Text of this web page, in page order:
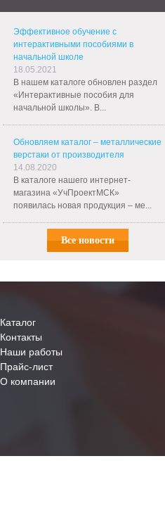
Эффективное обучение с
интерактивными пособиями в
начальной школе
18.05.2021
В нашем каталоге обновлен раздел
«Интерактивные пособия для
начальной школы». В...
Обновляем каталог – металлические
верстаки от производителя
14.08.2020
В каталоге нашего интернет-
магазина «УчПроектМСК»
появилась новая продукция – ме...
Все новости
Каталог
Контакты
Наши работы
Прайс-лист
О компании